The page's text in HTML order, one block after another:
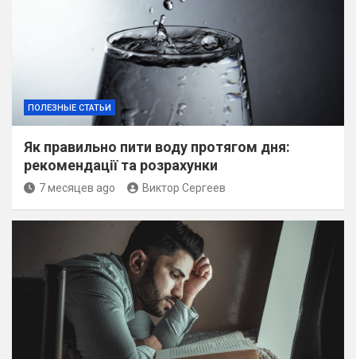
ПОЛЕЗНЫЕ СТАТЬИ
Як правильно пити воду протягом дня:
рекомендації та розрахунки
7 месяцев ago Виктор Сергеев